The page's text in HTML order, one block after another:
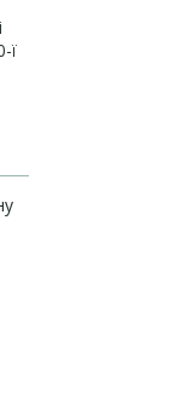
ї